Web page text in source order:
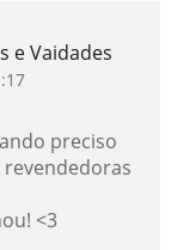
e Vaidades
preciso
<3